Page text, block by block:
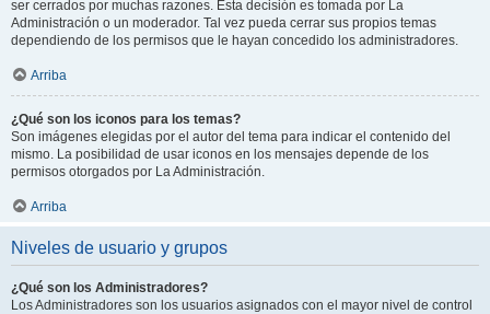
ser cerrados por muchas razones. Esta decisión es tomada por La
Administración o un moderador. Tal vez pueda cerrar sus propios temas
dependiendo de los permisos que le hayan concedido los administradores.
Arriba
¿Qué son los iconos para los temas?
Son imágenes elegidas por el autor del tema para indicar el contenido del
mismo. La posibilidad de usar iconos en los mensajes depende de los
permisos otorgados por La Administración.
Arriba
Niveles de usuario y grupos
¿Qué son los Administradores?
Los Administradores son los usuarios asignados con el mayor nivel de control